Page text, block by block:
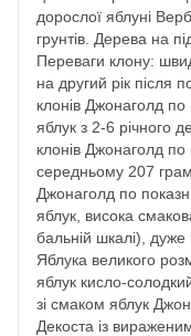
дорослої яблуні
грунтів. Дерева на
Переваги клону:
на другий рік після
клонів Джонаголд по
яблук з 2-6 річного
клонів Джонаголд
середньому 207
Джонаголд по
яблук, висока
бальній шкалі), дуже
Яблука великого
яблук кисло-
зі смаком яблук
Декоста із